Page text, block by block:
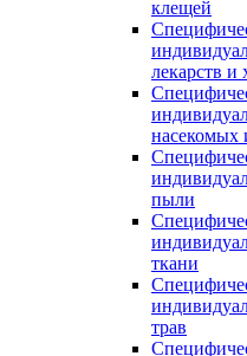
клещей
лекарств и
насекомых
пыли
ткани
трав